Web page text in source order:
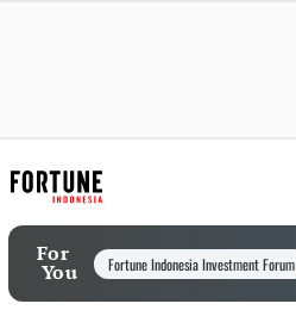
For
You Fortune Indonesia Investment Forum